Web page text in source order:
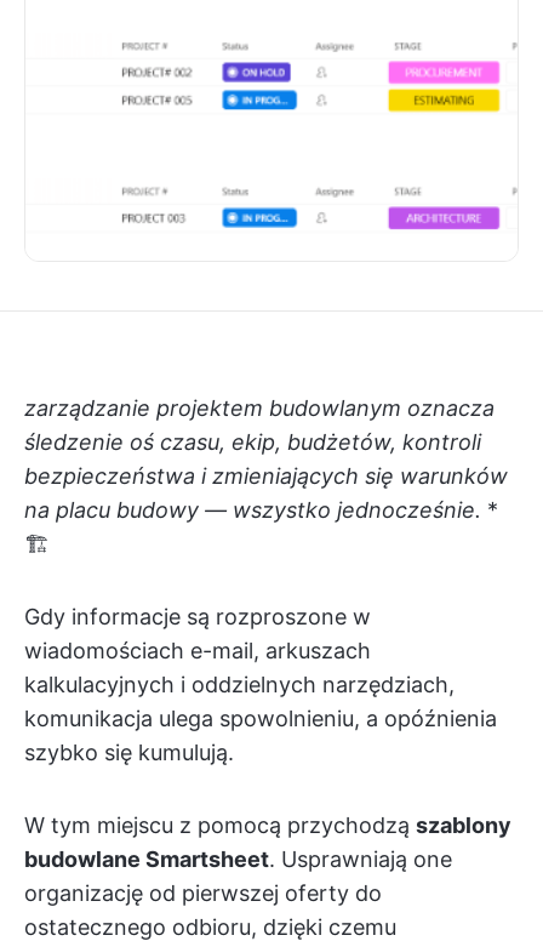
zarządzanie projektem budowlanym oznacza
śledzenie oś czasu, ekip, budżetów, kontroli
bezpieczeństwa i zmieniających się warunków
na placu budowy — wszystko jednocześnie. *
🏗️
Gdy informacje są rozproszone w
wiadomościach e-mail, arkuszach
kalkulacyjnych i oddzielnych narzędziach,
komunikacja ulega spowolnieniu, a opóźnienia
szybko się kumulują.
W tym miejscu z pomocą przychodzą szablony
budowlane Smartsheet. Usprawniają one
organizację od pierwszej oferty do
ostatecznego odbioru, dzięki czemu